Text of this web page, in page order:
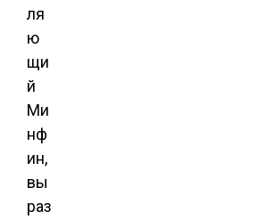
ля
ю
щи
й
Ми
нф
ин,
вы
раз